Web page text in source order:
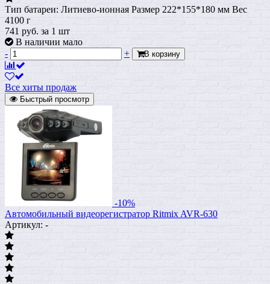
Тип батареи: Литиево-ионная Размер 222*155*180 мм Вес
4100 г
741 руб. за 1 шт
В наличии мало
-
+ В корзину
Все хиты продаж
Быстрый просмотр
-10%
Автомобильный видеорегистратор Ritmix AVR-630
Артикул: -